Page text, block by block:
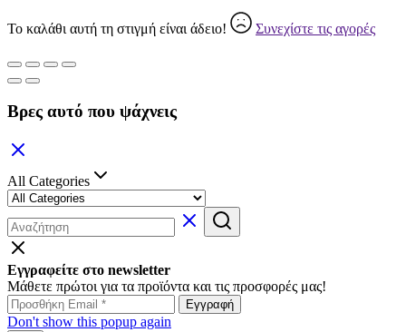
Το καλάθι αυτή τη στιγμή είναι άδειο! Συνεχίστε τις αγορές
Βρες αυτό που ψάχνεις
All Categories
Εγγραφείτε στο newsletter
Μάθετε πρώτοι για τα προϊόντα και τις προσφορές μας!
Don't show this popup again